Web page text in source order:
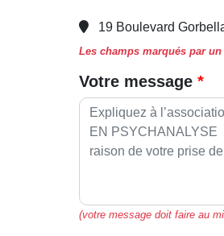
19 Boulevard
Les champs marqués par
Votre message
(votre message doit faire au